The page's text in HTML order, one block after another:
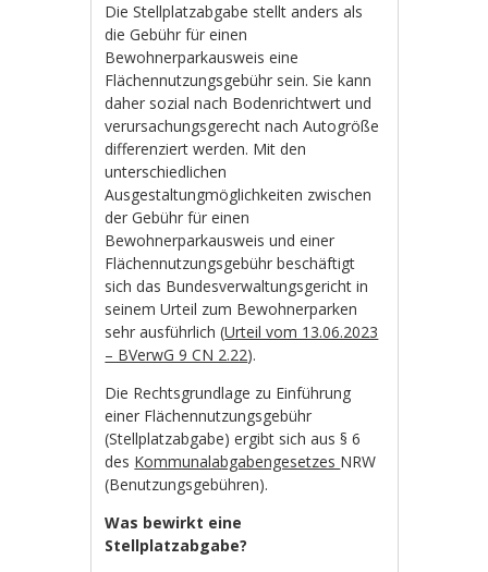
Die Stellplatzabgabe stellt anders als
die Gebühr für einen
Bewohnerparkausweis eine
Flächennutzungsgebühr sein. Sie kann
daher sozial nach Bodenrichtwert und
verursachungsgerecht nach Autogröße
differenziert werden. Mit den
unterschiedlichen
Ausgestaltungmöglichkeiten zwischen
der Gebühr für einen
Bewohnerparkausweis und einer
Flächennutzungsgebühr beschäftigt
sich das Bundesverwaltungsgericht in
seinem Urteil zum Bewohnerparken
sehr ausführlich (Urteil vom 13.06.2023
– BVerwG 9 CN 2.22).
Die Rechtsgrundlage zu Einführung
einer Flächennutzungsgebühr
(Stellplatzabgabe) ergibt sich aus § 6
des Kommunalabgabengesetzes NRW
(Benutzungsgebühren).
Was bewirkt eine
Stellplatzabgabe?